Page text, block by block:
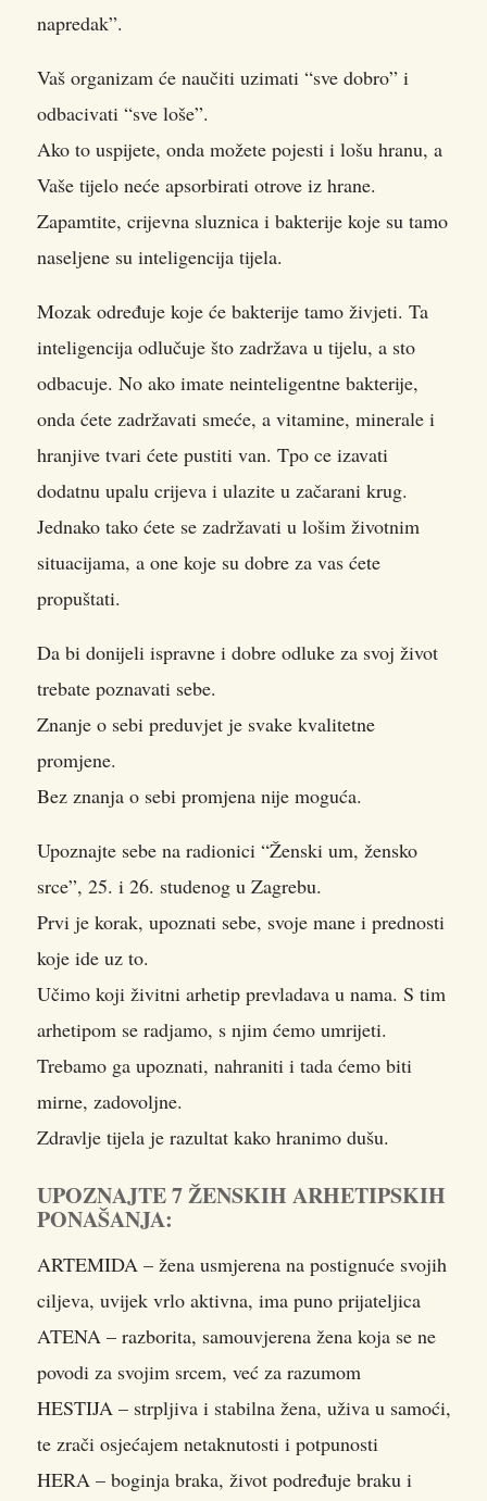
napredak”.
Vaš organizam će naučiti uzimati “sve dobro” i
odbacivati “sve loše”.
Ako to uspijete, onda možete pojesti i lošu hranu, a
Vaše tijelo neće apsorbirati otrove iz hrane.
Zapamtite, crijevna sluznica i bakterije koje su tamo
naseljene su inteligencija tijela.
Mozak određuje koje će bakterije tamo živjeti. Ta
inteligencija odlučuje što zadržava u tijelu, a sto
odbacuje. No ako imate neinteligentne bakterije,
onda ćete zadržavati smeće, a vitamine, minerale i
hranjive tvari ćete pustiti van. Tpo ce izavati
dodatnu upalu crijeva i ulazite u začarani krug.
Jednako tako ćete se zadržavati u lošim životnim
situacijama, a one koje su dobre za vas ćete
propuštati.
Da bi donijeli ispravne i dobre odluke za svoj život
trebate poznavati sebe.
Znanje o sebi preduvjet je svake kvalitetne
promjene.
Bez znanja o sebi promjena nije moguća.
Upoznajte sebe na radionici “Ženski um, žensko
srce”, 25. i 26. studenog u Zagrebu.
Prvi je korak, upoznati sebe, svoje mane i prednosti
koje ide uz to.
Učimo koji živitni arhetip prevladava u nama. S tim
arhetipom se radjamo, s njim ćemo umrijeti.
Trebamo ga upoznati, nahraniti i tada ćemo biti
mirne, zadovoljne.
Zdravlje tijela je razultat kako hranimo dušu.
UPOZNAJTE 7 ŽENSKIH ARHETIPSKIH
PONAŠANJA:
ARTEMIDA – žena usmjerena na postignuće svojih
ciljeva, uvijek vrlo aktivna, ima puno prijateljica
ATENA – razborita, samouvjerena žena koja se ne
povodi za svojim srcem, već za razumom
HESTIJA – strpljiva i stabilna žena, uživa u samoći,
te zrači osjećajem netaknutosti i potpunosti
HERA – boginja braka, život podređuje braku i